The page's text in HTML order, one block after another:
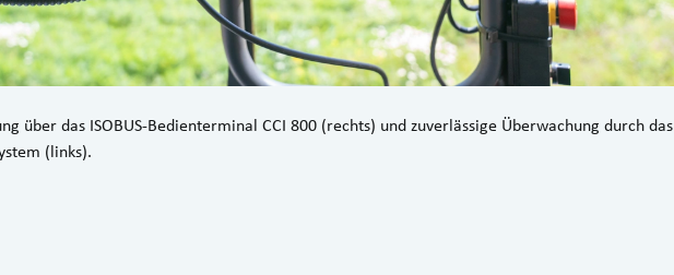
über das ISOBUS-Bedienterminal CCI 800 (rechts) und zuverlässige Überwachung durch das
(links).